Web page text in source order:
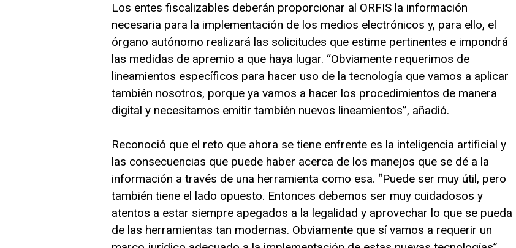
Los entes fiscalizables deberán proporcionar al ORFIS la información
necesaria para la implementación de los medios electrónicos y, para ello, el
órgano autónomo realizará las solicitudes que estime pertinentes e impondrá
las medidas de apremio a que haya lugar. “Obviamente requerimos de
lineamientos específicos para hacer uso de la tecnología que vamos a aplicar
también nosotros, porque ya vamos a hacer los procedimientos de manera
digital y necesitamos emitir también nuevos lineamientos”, añadió.
Reconoció que el reto que ahora se tiene enfrente es la inteligencia artificial y
las consecuencias que puede haber acerca de los manejos que se dé a la
información a través de una herramienta como esa. “Puede ser muy útil, pero
también tiene el lado opuesto. Entonces debemos ser muy cuidadosos y
atentos a estar siempre apegados a la legalidad y aprovechar lo que se pueda
de las herramientas tan modernas. Obviamente que sí vamos a requerir un